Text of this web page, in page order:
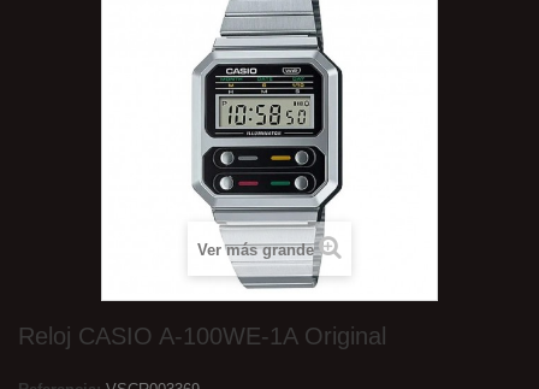
Ver más grande
Reloj CASIO A-100WE-1A Original